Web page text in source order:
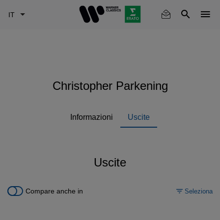
Christopher Parkening
Informazioni Uscite
Uscite
Compare anche in Seleziona